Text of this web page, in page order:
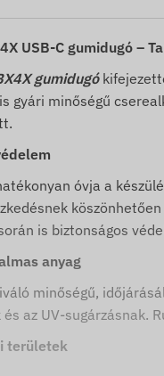
USB-C gumidugó –
gumidugó
gyári minőségű
óvja a
is biztonságos
anyag
minőségű,
és az UV-sugárzásnak.
területek